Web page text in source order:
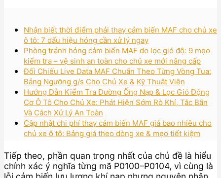
Nhận biết thời điểm phải thay cảm biến MAF cho chủ xe
ô tô: 7 dấu hiệu hỏng cần xử lý ngay
Phòng tránh hỏng cảm biến MAF do lọc gió độ: 9 mẹo
kiểm tra – vệ sinh an toàn cho chủ xe mới nâng cấp
Đối Chiếu Live Data MAF Chuẩn Theo Từng Vòng Tua:
Bảng Ngưỡng g/s Cho Chủ Xe & Kỹ Thuật Viên
Hướng Dẫn Kiểm Tra Đường Ống Nạp & Lọc Gió Động
Cơ Ô Tô Cho Chủ Xe: Phát Hiện Sớm Rò Khí, Tắc Bẩn
Và Cách Xử Lý An Toàn
Cập nhật chi phí thay cảm biến MAF giá bao nhiêu cho
chủ xe ô tô: Bảng giá theo dòng xe & mẹo tiết kiệm
Tiếp theo, phần quan trọng nhất của chủ đề là hiểu
chính xác ý nghĩa từng mã P0100–P0104, vì cùng là